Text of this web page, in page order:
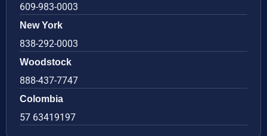
609-983-0003
New York
838-292-0003
Woodstock
888-437-7747
Colombia
57 63419197